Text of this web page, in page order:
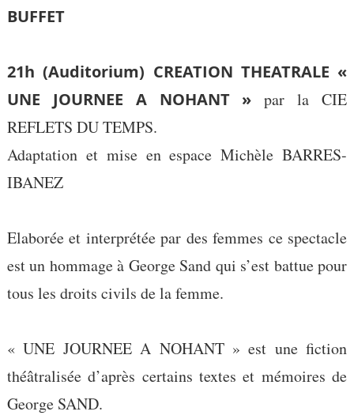
BUFFET
21h (Auditorium) CREATION THEATRALE «
UNE JOURNEE A NOHANT » par la CIE
REFLETS DU TEMPS.
Adaptation et mise en espace Michèle BARRES-
IBANEZ
Elaborée et interprétée par des femmes ce spectacle
est un hommage à George Sand qui s’est battue pour
tous les droits civils de la femme.
« UNE JOURNEE A NOHANT » est une fiction
théâtralisée d’après certains textes et mémoires de
George SAND.